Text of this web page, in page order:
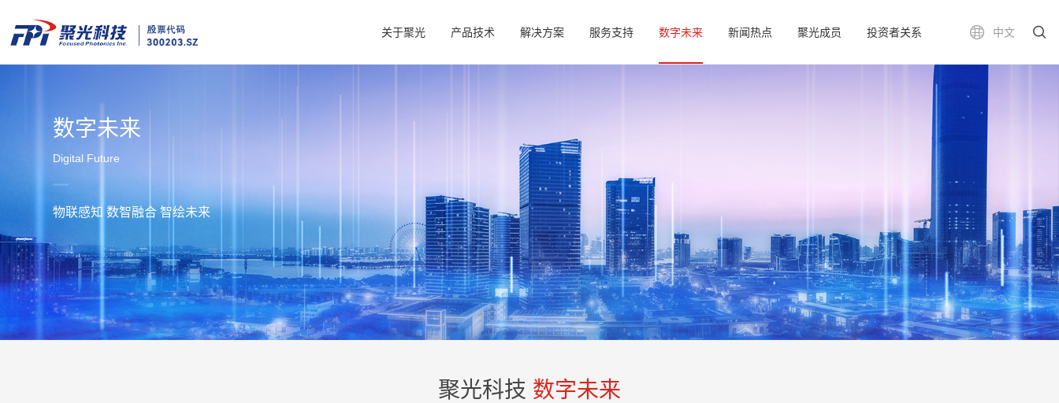
中文
关于聚光 产品技术 解决方案 服务支持 数字未来 新闻热点 聚光成员 投资者关系
数字未来
Digital Future
物联感知 数智融合 智绘未来
聚光科技 数字未来